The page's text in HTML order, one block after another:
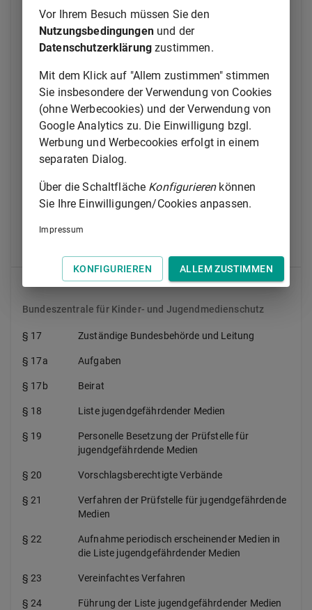
§ 10a
Schutzziele des Kinder- und
Jugendmedienschutzes
§ 11 Filmveranstaltungen
§ 12 Bildträger mit Filmen oder Spielen
§ 13 Bildschirmspielgeräte
§ 14
Kennzeichnung von Filmen und
§ 14a Kennzeichnung bei Film- und Spielplattformen
§ 15 Jugendgefährdende Medien
Landesrecht
Abschnitt 4
Bundeszentrale für Kinder- und Jugendmedienschutz
§ 17 Zuständige Bundesbehörde und Leitung
§ 17a Aufgaben
§ 17b Beirat
§ 18 Liste jugendgefährdender Medien
§ 19
Personelle Besetzung der Prüfstelle für
jugendgefährdende Medien
§ 20 Vorschlagsberechtigte Verbände
§ 21
Verfahren der Prüfstelle für jugendgefährdende
Medien
§ 22
Aufnahme periodisch erscheinender Medien in
die Liste jugendgefährdender Medien
§ 23 Vereinfachtes Verfahren
§ 24 Führung der Liste jugendgefährdender Medien
Vor Ihrem Besuch müssen Sie den
Nutzungsbedingungenund der
Datenschutzerklärung zustimmen.
Mit dem Klick auf "Allem zustimmen" stimmen
Sie insbesondere der Verwendung von Cookies
(ohne Werbecookies) und der Verwendung von
Google Analytics zu. Die Einwilligung bzgl.
Werbung und Werbecookies erfolgt in einem
separaten Dialog.
Über die Schaltfläche Konfigurierenkönnen
Sie Ihre Einwilligungen/Cookies anpassen.
Impressum
KONFIGURIEREN ALLEM ZUSTIMMEN